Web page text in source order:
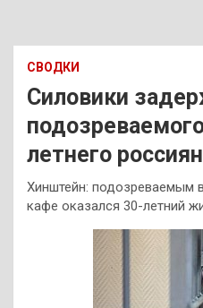
СВОДКИ
Силовики
летнего
Хинштейн: подозреваемым
кафе оказался 30-летний